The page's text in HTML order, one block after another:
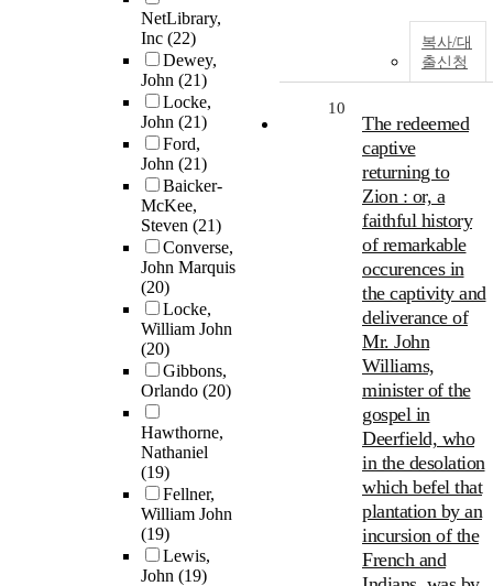
NetLibrary,
Inc (22)
Dewey,
John (21)
Locke,
John (21)
Ford,
John (21)
Baicker-
McKee,
Steven (21)
Converse,
John Marquis
(20)
Locke,
William John
(20)
Gibbons,
Orlando (20)
Hawthorne,
Nathaniel
(19)
Fellner,
William John
(19)
Lewis,
John (19)
복사/대
출신청
10
The redeemed
captive
returning to
Zion : or, a
faithful history
of remarkable
occurences in
the captivity and
deliverance of
Mr. John
Williams,
minister of the
gospel in
Deerfield, who
in the desolation
which befel that
plantation by an
incursion of the
French and